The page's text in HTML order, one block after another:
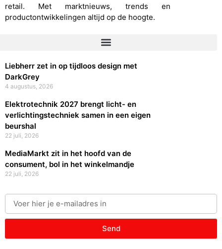
retail. Met marktnieuws, trends en
productontwikkelingen altijd op de hoogte.
Liebherr zet in op tijdloos design met
DarkGrey
4 augustus, 2026
Elektrotechnik 2027 brengt licht- en
verlichtingstechniek samen in een eigen
beurshal
22 juli, 2026
MediaMarkt zit in het hoofd van de
consument, bol in het winkelmandje
22 juli, 2026
Send